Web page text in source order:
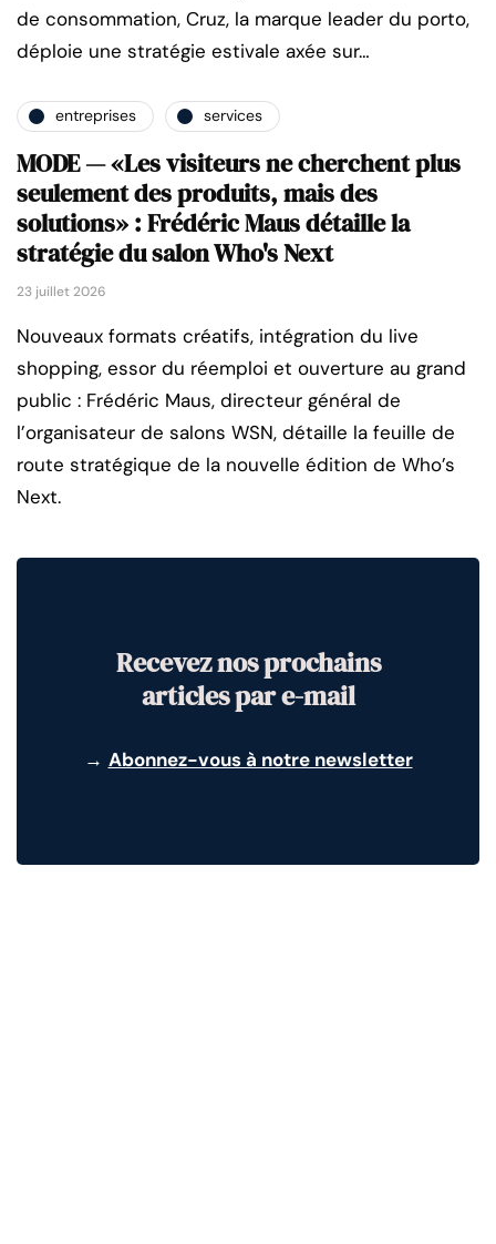
de consommation, Cruz, la marque leader du porto,
déploie une stratégie estivale axée sur…
entreprises services
MODE — «Les visiteurs ne cherchent plus
seulement des produits, mais des
solutions» : Frédéric Maus détaille la
stratégie du salon Who's Next
23 juillet 2026
Nouveaux formats créatifs, intégration du live
shopping, essor du réemploi et ouverture au grand
public : Frédéric Maus, directeur général de
l’organisateur de salons WSN, détaille la feuille de
route stratégique de la nouvelle édition de Who’s
Next.
Recevez nos prochains
articles par e-mail
→ Abonnez-vous à notre newsletter